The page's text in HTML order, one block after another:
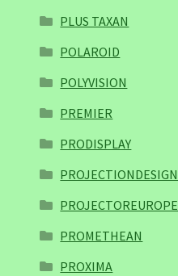
PLUS TAXAN
POLAROID
POLYVISION
PREMIER
PRODISPLAY
PROJECTIONDESIGN
PROJECTOREUROPE
PROMETHEAN
PROXIMA